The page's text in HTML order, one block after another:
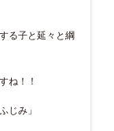
る子と延々と綱
ね！！
じみ」